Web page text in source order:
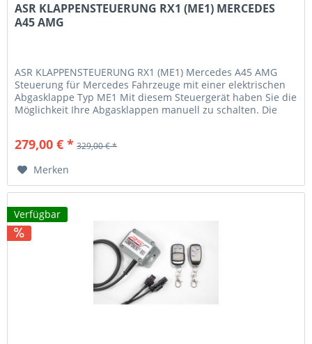
ASR KLAPPENSTEUERUNG RX1 (ME1) MERCEDES
A45 AMG
ASR KLAPPENSTEUERUNG RX1 (ME1) Mercedes A45 AMG
Steuerung für Mercedes Fahrzeuge mit einer elektrischen
Abgasklappe Typ ME1 Mit diesem Steuergerät haben Sie die
Möglichkeit Ihre Abgasklappen manuell zu schalten. Die
279,00 € * 329,00 € *
Merken
Verfügbar